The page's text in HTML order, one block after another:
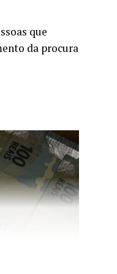
pela OMS.
mostrou
é preciso
que
da procura